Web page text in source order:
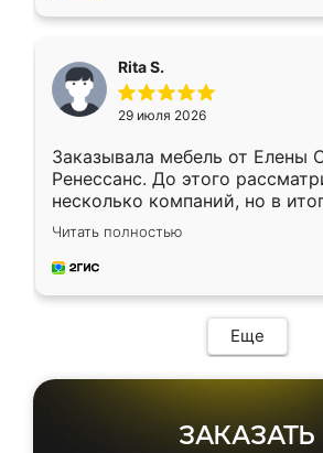
Rita S.
29 июля 2026
Заказывала мебель от Елены
Ренессанс. До этого
несколько компаний, но в
эту. Сначала обговорили
приехал замерщик, всё
и снял размеры. Изготовили в
мебель сразу встала на свое
каких-либо доработок.
довольна, все выглядит так,
Читать полностью
Еще
ЗАКАЗАТЬ